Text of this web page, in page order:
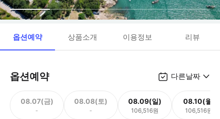
옵션예약 상품소개 이용정보 리뷰
옵션예약 다른날짜
08.07(금)
-
08.08(토)
-
08.09(일)
106,516원
08.10(월)
106,516원